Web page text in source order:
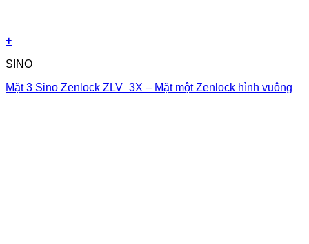
+
SINO
Mặt 3 Sino Zenlock ZLV_3X – Mặt một Zenlock hình vuông